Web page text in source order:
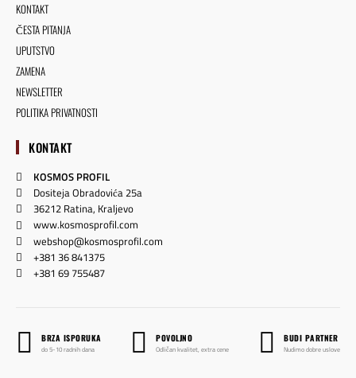
KONTAKT
ČESTA PITANJA
UPUTSTVO
ZAMENA
NEWSLETTER
POLITIKA PRIVATNOSTI
KONTAKT
KOSMOS PROFIL
Dositeja Obradovića 25a
36212 Ratina, Kraljevo
www.kosmosprofil.com
webshop@kosmosprofil.com
+381 36 841375
+381 69 755487
BRZA ISPORUKA
do 5-10 radnih dana
POVOLJNO
Odličan kvalitet, extra cene
BUDI PARTNER
Nudimo dobre uslove